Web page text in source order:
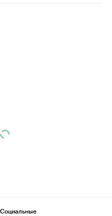
Социальные